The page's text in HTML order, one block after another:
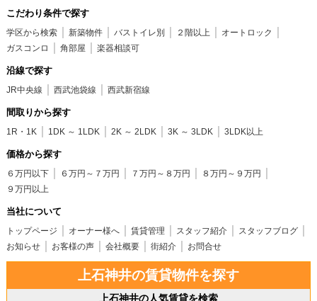
こだわり条件で探す
学区から検索 新築物件 バストイレ別 ２階以上
オートロック
ガスコンロ
角部屋 楽器相談可
沿線で探す
JR中央線 西武池袋線 西武新宿線
間取りから探す
1R・1K 1DK ～ 1LDK 2K ～ 2LDK 3K ～ 3LDK 3LDK以上
価格から探す
６万円以下 ６万円～７万円 ７万円～８万円
８万円～９万円
９万円以上
当社について
トップページ オーナー様へ 賃貸管理 スタッフ紹介
スタッフブログ
お知らせ
お客様の声 会社概要 街紹介 お問合せ
上石神井の賃貸物件を探す
上石神井の人気賃貸を検索